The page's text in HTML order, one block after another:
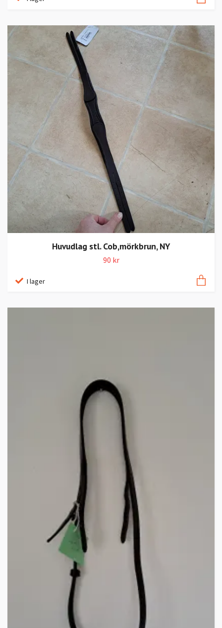
Huvudlag stl. Cob,mörkbrun, NY
90 kr
I lager